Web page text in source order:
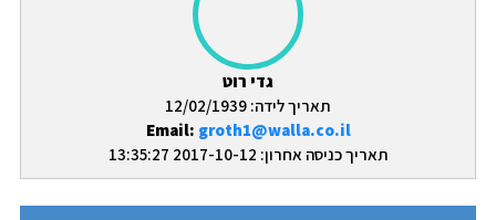
גדי רוט
תאריך לידה: 12/02/1939
Email: groth1@walla.co.il
תאריך כניסה אחרון: 2017-10-12 13:35:27